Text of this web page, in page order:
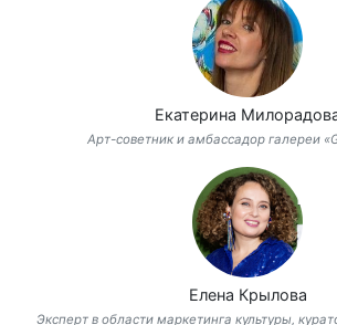
Екатерина
Арт-советник и амбассадор галереи
Елена Крылова
Эксперт в области маркетинга культуры,